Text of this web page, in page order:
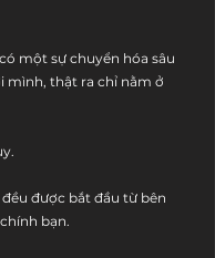
một sự chuyển hóa sâu
mình, thật ra chỉ nằm ở
được bắt đầu từ bên
bạn.